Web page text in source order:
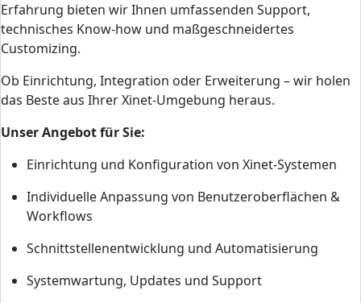
Erfahrung bieten wir Ihnen umfassenden Support,
technisches Know-how und maßgeschneidertes
Customizing.
Ob Einrichtung, Integration oder Erweiterung – wir holen
das Beste aus Ihrer Xinet-Umgebung heraus.
Unser Angebot für Sie:
Einrichtung und Konfiguration von Xinet-Systemen
Individuelle Anpassung von Benutzeroberflächen &
Workflows
Schnittstellenentwicklung und Automatisierung
Systemwartung, Updates und Support